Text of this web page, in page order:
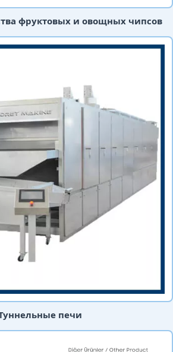
фруктовых и овощных чипсов
печи